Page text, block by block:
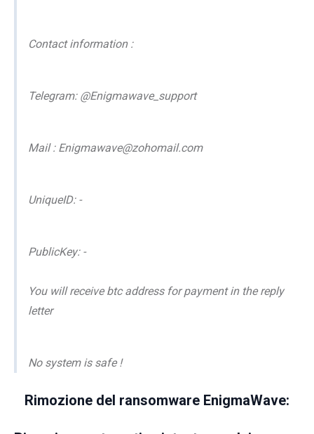
Contact information :
Telegram: @Enigmawave_support
Mail : Enigmawave@zohomail.com
UniqueID: -
PublicKey: -
You will receive btc address for payment in the reply
letter
No system is safe !
Rimozione del ransomware EnigmaWave: